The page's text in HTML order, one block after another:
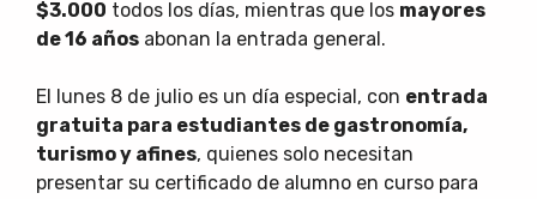
$3.000 todos los días, mientras que los mayores
de 16 años abonan la entrada general.
El lunes 8 de julio es un día especial, con entrada
gratuita para estudiantes de gastronomía,
turismo y afines, quienes solo necesitan
presentar su certificado de alumno en curso para